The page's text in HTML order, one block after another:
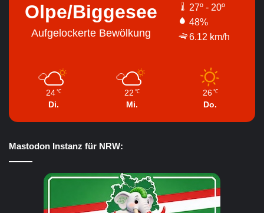
Olpe/Biggesee
Aufgelockerte Bewölkung
27º - 20º
48%
6.12 km/h
24 ℃
Di.
22 ℃
Mi.
26 ℃
Do.
Mastodon Instanz für NRW: